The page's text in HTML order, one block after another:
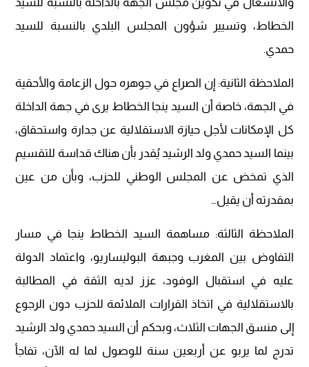
والانشغال في تكوين مجلس الجهة بالداخلة بالنسبة للسيد
الخطاط، وتسيير شؤون المجلس البلدي بالنسبة للسيد
حمدي.
الملاحظة الثانية: إن الصراع في جوهره حول الزعامة والأحقية
في الجهة، خاصة أن السيد ينجا الخطاط يرى في جهة الداخلة
كل الإمكانات لأجل حيازة الاستقلالية عن جدارة واستحقاق،
بينما السيد حمدي ولد الرشيد يُقدر بأن هناك قداسة للتقسيم
الذي تمخض عن المجلس الوطني للحزب، وبأن من عين
بمقدرته أن يقيل…
الملاحظة الثالثة: مساهمة السيد الخطاط ينجا في مسار
التفاوض بين المغرب وجبهة البوليساريو، واعتماد الدولة
عليه في استقبال الوفود، عزز لديه الثقة في المطالبة
بالاستقلالية في اتخاذ القرارات الملائمة للحزب دون الرجوع
إلى منسق الجهات الثلاث، وبحكم أن السيد حمدي ولد الرشيد
تدرج لما يربو عن أربعين سنة للوصول لما له الآن، تفاجأ